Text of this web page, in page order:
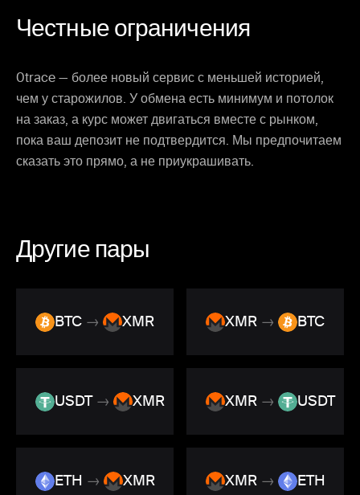
Честные ограничения
0trace — более новый сервис с меньшей историей,
чем у старожилов. У обмена есть минимум и потолок
на заказ, а курс может двигаться вместе с рынком,
пока ваш депозит не подтвердится. Мы предпочитаем
сказать это прямо, а не приукрашивать.
Другие пары
BTC → XMR XMR → BTC
USDT → XMR XMR → USDT
ETH → XMR XMR → ETH